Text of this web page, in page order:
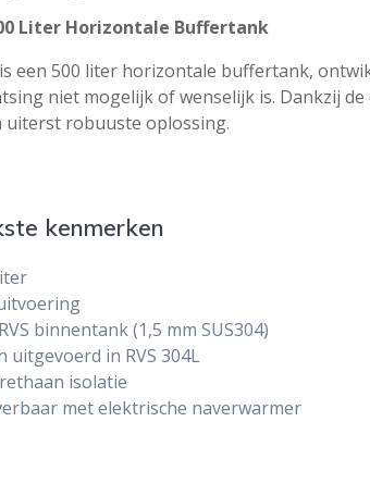
Liter Horizontale Buffertank
een 500 liter horizontale buffertank,
niet mogelijk of wenselijk is. Dankzij
uiterst robuuste oplossing.
kenmerken
binnentank (1,5 mm SUS304)
uitgevoerd in RVS 304L
isolatie
met elektrische naverwarmer